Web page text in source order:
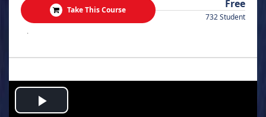
Take This Course Free
732 Student
.